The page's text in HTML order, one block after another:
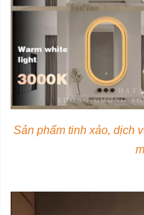
Sản phẩm tinh xảo, dịch